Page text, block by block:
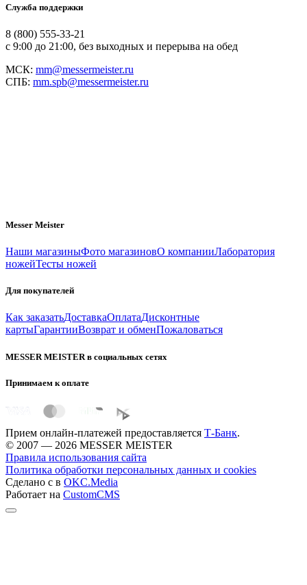
Служба поддержки
8 (800) 555-33-21
с 9:00 до 21:00, без выходных и перерыва на обед
МСК: mm@messermeister.ru
СПБ: mm.spb@messermeister.ru
Messer Meister
Наши магазиныФото магазиновО компанииЛаборатория
ножейТесты ножей
Для покупателей
Как заказатьДоставкаОплатаДисконтные
картыГарантииВозврат и обменПожаловаться
MESSER MEISTER в социальных сетях
Принимаем к оплате
Прием онлайн-платежей предоставляется Т-Банк.
© 2007 — 2026 MESSER MEISTER
Правила использования сайта
Политика обработки персональных данных и cookies
Сделано с в OKC.Media
Работает на CustomCMS